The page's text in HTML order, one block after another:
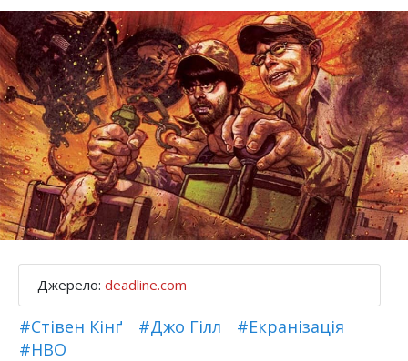
Джерело: deadline.com
#Стівен Кінґ #Джо Гілл
#Екранізація
#HBO